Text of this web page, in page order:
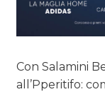
Con Salamini
all’Pperitifo: